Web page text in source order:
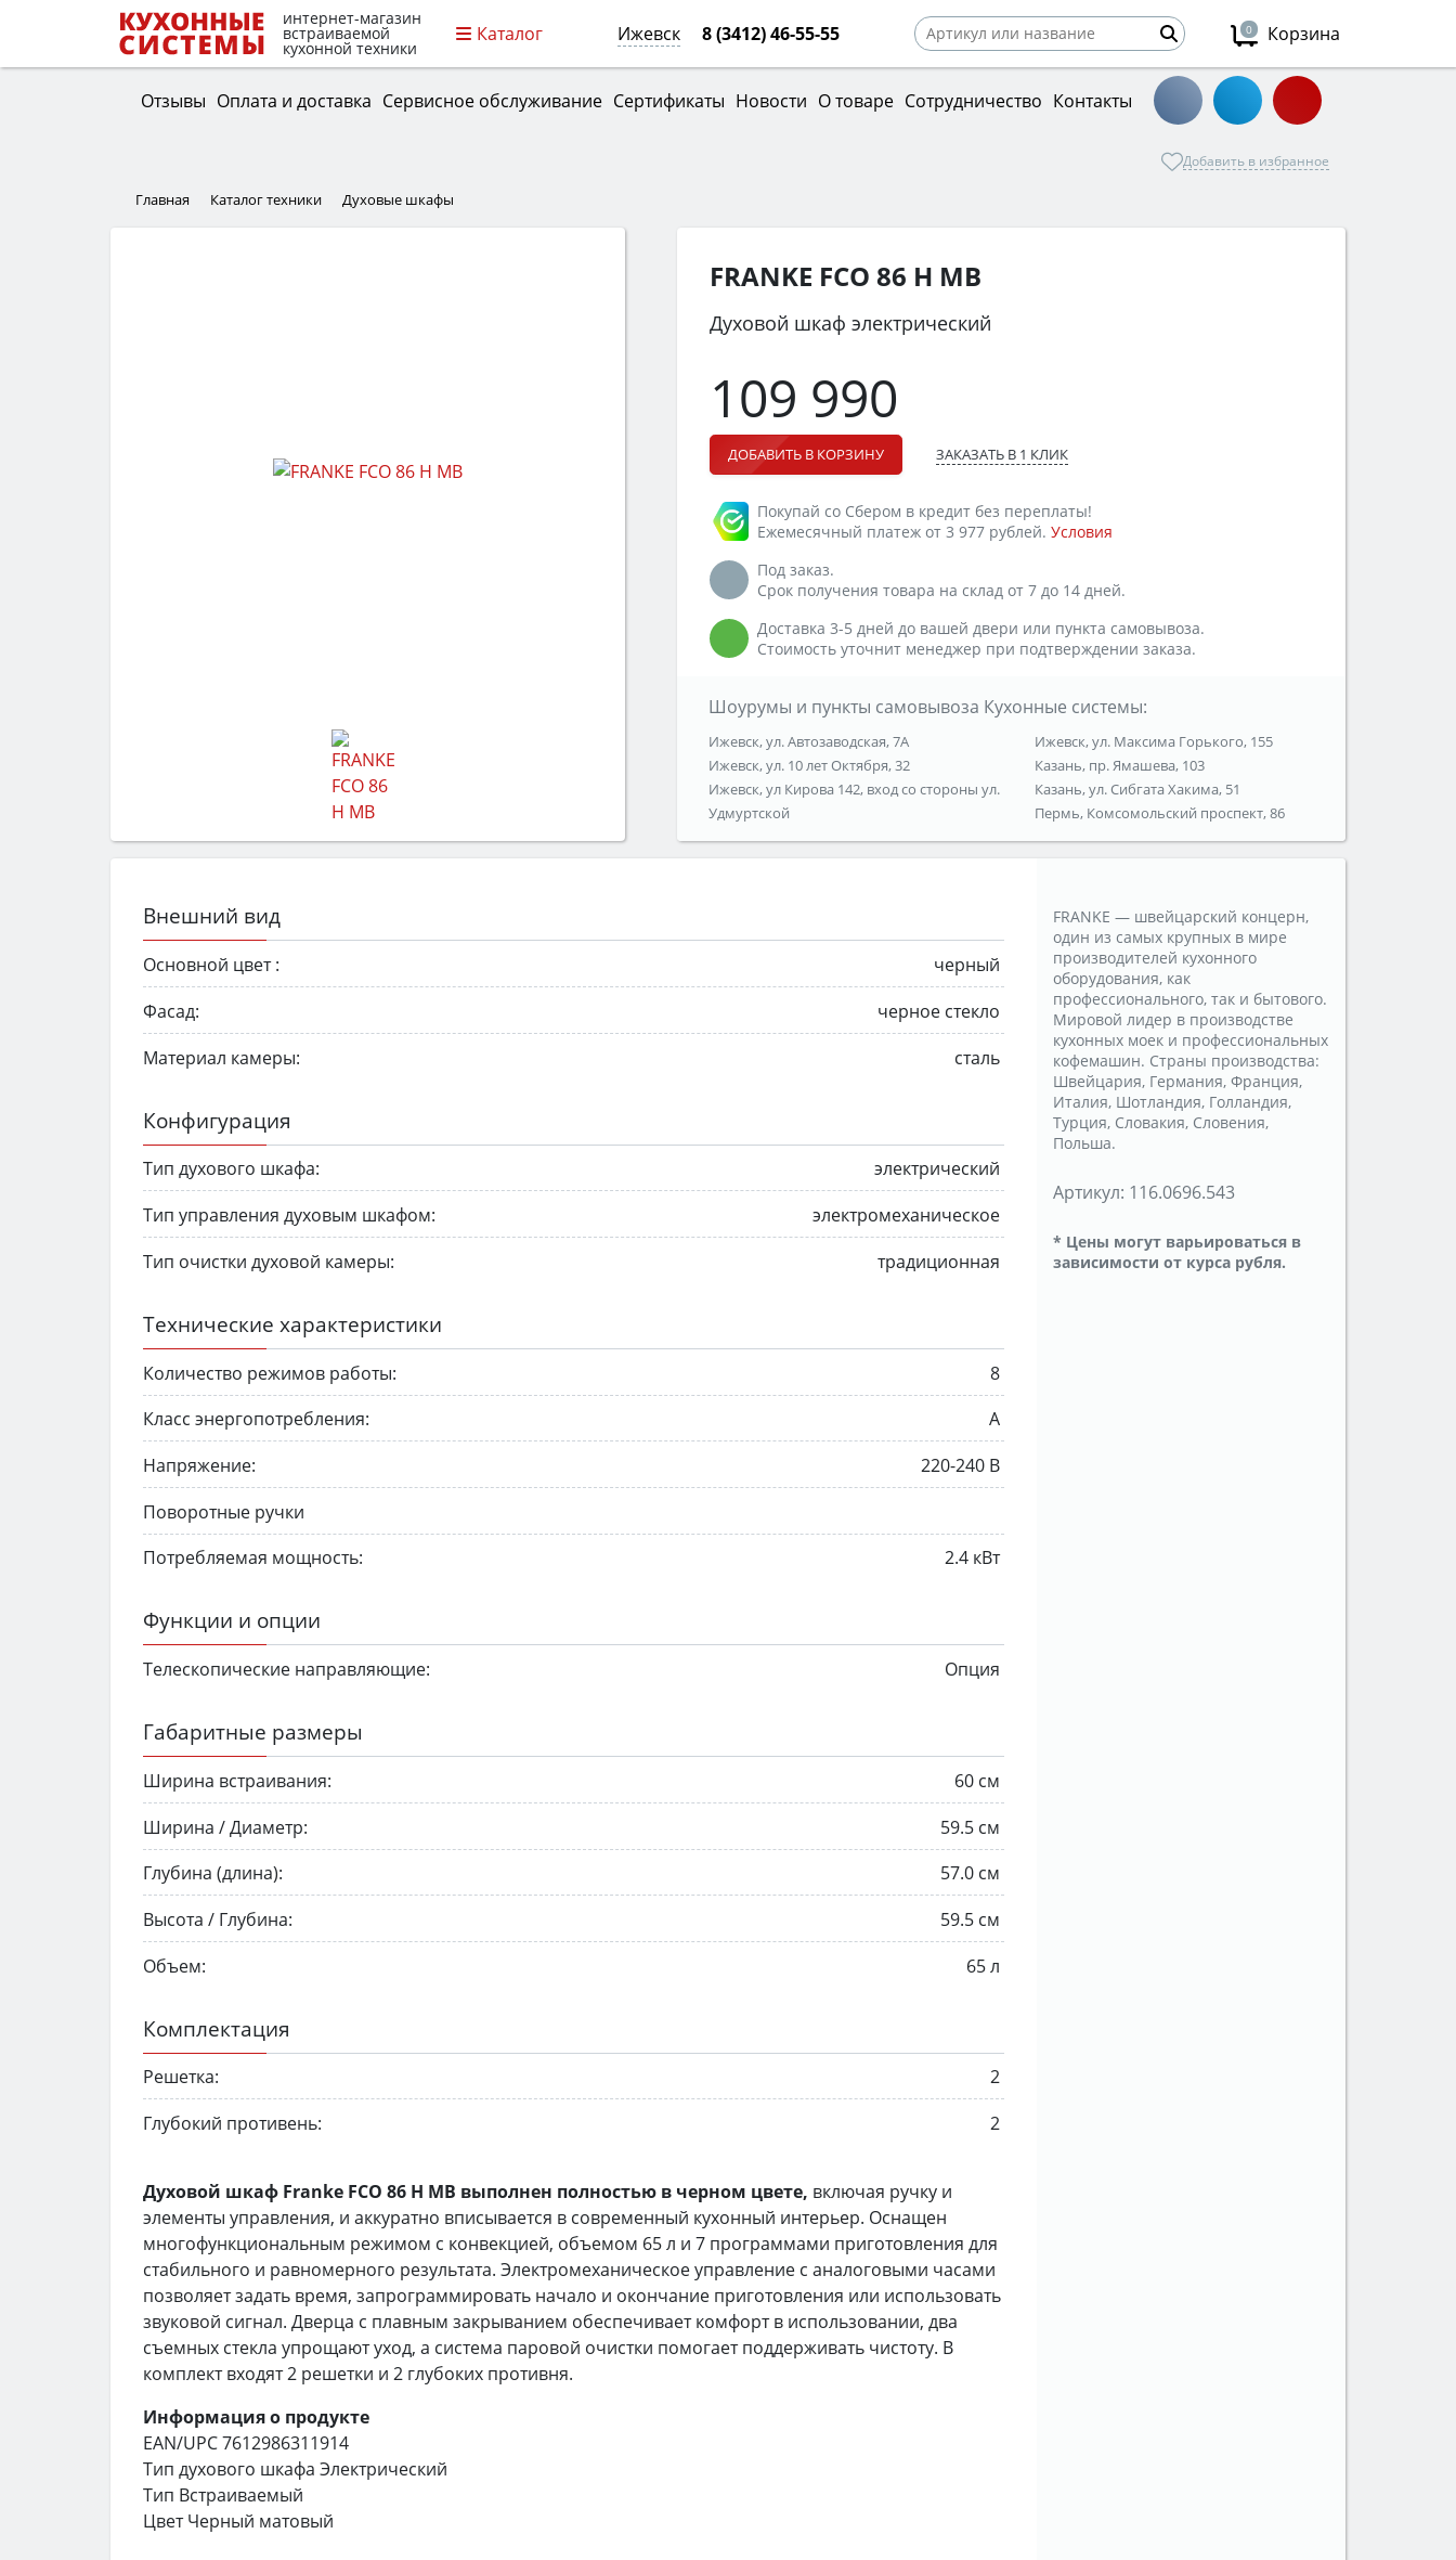
интернет-магазин
встраиваемой
кухонной техники
Каталог Ижевск 8 (3412) 46-55-55 0 Корзина
Отзывы Оплата и доставка Сервисное обслуживание Сертификаты Новости О товаре Сотрудничество Контакты
Добавить в избранное
Главная Каталог техники Духовые шкафы
FRANKE FCO 86 H MB
Духовой шкаф электрический
109 990
ДОБАВИТЬ В КОРЗИНУ ЗАКАЗАТЬ В 1 КЛИК
Покупай со Сбером в кредит без переплаты!
Ежемесячный платеж от 3 977 рублей. Условия
Под заказ.
Срок получения товара на склад от 7 до 14 дней.
Доставка 3-5 дней до вашей двери или пункта самовывоза.
Стоимость уточнит менеджер при подтверждении заказа.
Шоурумы и пункты самовывоза Кухонные системы:
Ижевск, ул. Автозаводская, 7А
Ижевск, ул. 10 лет Октября, 32
Ижевск, ул Кирова 142, вход со стороны ул.
Удмуртской
Ижевск, ул. Максима Горького, 155
Казань, пр. Ямашева, 103
Казань, ул. Сибгата Хакима, 51
Пермь, Комсомольский проспект, 86
Внешний вид
Основной цвет :
черный
Фасад:
черное стекло
Материал камеры:
сталь
Конфигурация
Тип духового шкафа:
электрический
Тип управления духовым шкафом:
электромеханическое
Тип очистки духовой камеры:
традиционная
Технические характеристики
Количество режимов работы:
8
Класс энергопотребления:
A
Напряжение:
220-240 В
Поворотные ручки
Потребляемая мощность:
2.4 кВт
Функции и опции
Телескопические направляющие: Опция
Габаритные размеры
Ширина встраивания:
60 см
Ширина / Диаметр:
59.5 см
Глубина (длина):
57.0 см
Высота / Глубина:
59.5 см
Объем:
65 л
Комплектация
Решетка:
2
Глубокий противень:
2
Духовой шкаф Franke FCO 86 H MB выполнен полностью в черном цвете, включая ручку и
элементы управления, и аккуратно вписывается в современный кухонный интерьер. Оснащен
многофункциональным режимом с конвекцией, объемом 65 л и 7 программами приготовления для
стабильного и равномерного результата. Электромеханическое управление с аналоговыми часами
позволяет задать время, запрограммировать начало и окончание приготовления или использовать
звуковой сигнал. Дверца с плавным закрыванием обеспечивает комфорт в использовании, два
съемных стекла упрощают уход, а система паровой очистки помогает поддерживать чистоту. В
комплект входят 2 решетки и 2 глубоких противня.
Информация о продукте
EAN/UPC 7612986311914
Тип духового шкафа Электрический
Тип Встраиваемый
Цвет Черный матовый
FRANKE — швейцарский концерн,
один из самых крупных в мире
производителей кухонного
оборудования, как
профессионального, так и бытового.
Мировой лидер в производстве
кухонных моек и профессиональных
кофемашин. Страны производства:
Швейцария, Германия, Франция,
Италия, Шотландия, Голландия,
Турция, Словакия, Словения,
Польша.
Артикул: 116.0696.543
* Цены могут варьироваться в
зависимости от курса рубля.